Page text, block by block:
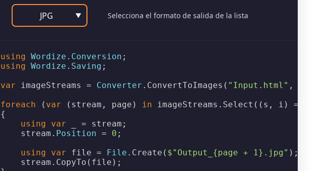
JPG ▼ Selecciona el formato de salida de la lista
using Wordize . Conversion
using Wordize . Saving ;
var imageStreams = Converter . ConvertToImages ( "Input.html" ,
foreach ( var (stream, page) in imageStreams. Select ((s, i) =>
{
using
var _ = stream;
    stream.
Position = 0 ;
using
var file = File . Create ( $"Output_{page + 1}.jpg" );
    stream.
CopyTo (file);